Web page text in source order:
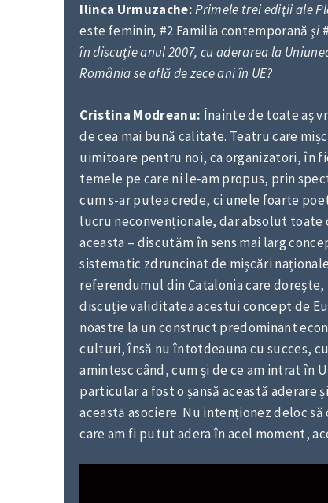
Ilinca Urmuzache:Primele trei ediţii ale
este feminin, #2 Familia contemporană şi
în discuţie anul 2007, cu aderarea la
România se află de zece ani în UE?
Cristina Modreanu: Înainte de toate aș
de cea mai bună calitate. Teatru care
uimitoare pentru noi, ca organizatori, în
temele pe care ni le-am propus, prin
cum s-ar putea crede, ci unele foarte
lucru neconvenționale, dar absolut toate
aceasta – discutăm în sens mai larg
sistematic zdruncinat de mișcări
referendumul din Catalonia care
discuție validitatea acestui concept de
noastre la un construct predominant
culturi, însă nu întotdeauna cu succes,
amintesc când, cum și de ce am intrat în
particular a fost o șansă această
această asociere. Nu intenționez deloc
care am fi putut adera în acel moment,